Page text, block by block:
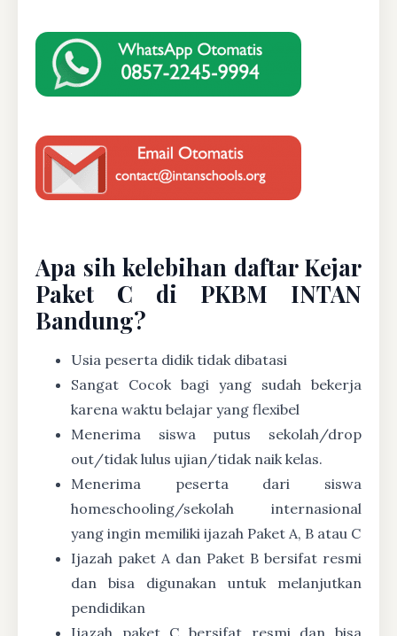
Apa sih kelebihan daftar Kejar
Paket C di PKBM INTAN
Bandung?
Usia peserta didik tidak dibatasi
Sangat Cocok bagi yang sudah bekerja
karena waktu belajar yang flexibel
Menerima siswa putus sekolah/drop
out/tidak lulus ujian/tidak naik kelas.
Menerima peserta dari siswa
homeschooling/sekolah internasional
yang ingin memiliki ijazah Paket A, B atau C
Ijazah paket A dan Paket B bersifat resmi
dan bisa digunakan untuk melanjutkan
pendidikan
Ijazah paket C bersifat resmi dan bisa